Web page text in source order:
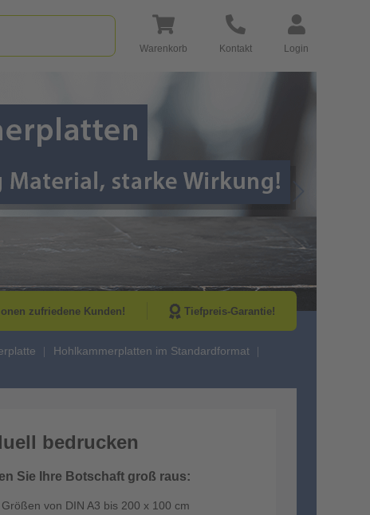
Warenkorb Kontakt Login
zufriedene Kunden! Tiefpreis-Garantie!
Hohlkammerplatten im Standardformat
bedrucken
Sie Ihre Botschaft groß raus:
von DIN A3 bis 200 x 100 cm